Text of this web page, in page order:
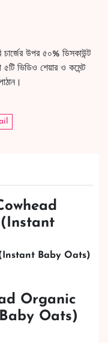
চার্জের উপর ৫০% ডিসকাউন্ট
ভিডিও শেয়ার ও কমেন্ট
Baby Oats)
Organic
Oats)